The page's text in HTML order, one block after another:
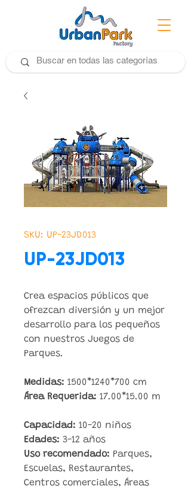
SKU: UP-23JD013
UP-23JD013
Crea espacios públicos que
ofrezcan diversión y un mejor
desarrollo para los pequeños
con nuestros Juegos de
Parques.
Medidas: 1500*1240*700 cm
Área Requerida: 17.00*15.00 m
Capacidad: 10-20 niños
Edades: 3-12 años
Uso recomendado: Parques,
Escuelas, Restaurantes,
Centros comerciales, Áreas